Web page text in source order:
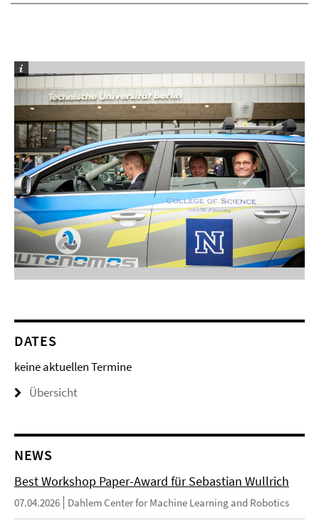
DATES
keine aktuellen Termine
Übersicht
NEWS
Best Workshop Paper-Award für Sebastian Wullrich
07.04.2026 Dahlem Center for Machine Learning and Robotics